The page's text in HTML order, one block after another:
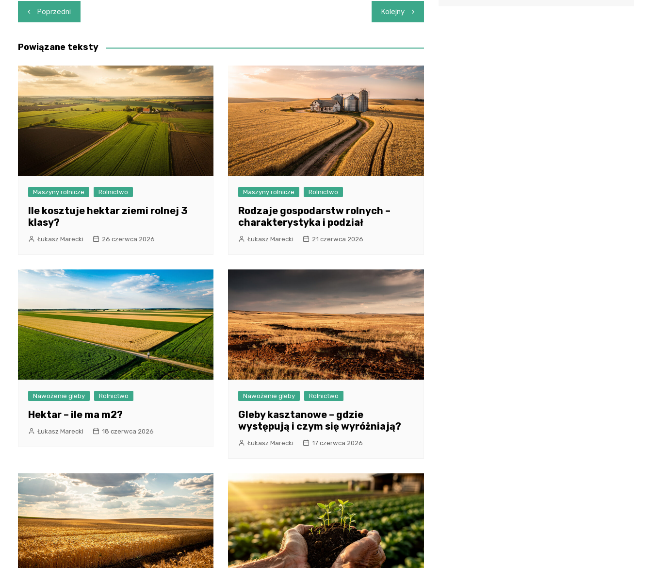
Nawigacja
wpisu
Poprzedni Kolejny
Powiązane teksty
Maszyny rolnicze Rolnictwo
Ile kosztuje hektar ziemi rolnej 3
klasy?
Łukasz Marecki 26 czerwca 2026
Maszyny rolnicze Rolnictwo
Rodzaje gospodarstw rolnych –
charakterystyka i podział
Łukasz Marecki 21 czerwca 2026
Nawożenie gleby Rolnictwo
Hektar – ile ma m2?
Łukasz Marecki 18 czerwca 2026
Nawożenie gleby Rolnictwo
Gleby kasztanowe – gdzie
występują i czym się wyróżniają?
Łukasz Marecki 17 czerwca 2026